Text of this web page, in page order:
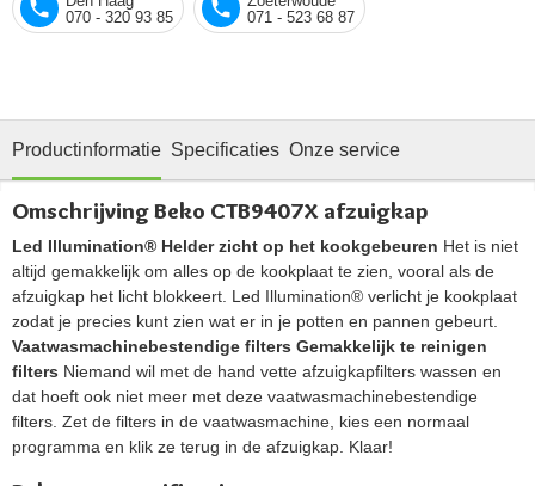
070 - 320 93 85
071 - 523 68 87
Productinformatie Specificaties Onze service
Omschrijving Beko CTB9407X afzuigkap
Led Illumination® Helder zicht op het kookgebeuren Het is niet
altijd gemakkelijk om alles op de kookplaat te zien, vooral als de
afzuigkap het licht blokkeert. Led Illumination® verlicht je kookplaat
zodat je precies kunt zien wat er in je potten en pannen gebeurt.
Vaatwasmachinebestendige filters Gemakkelijk te reinigen
filters Niemand wil met de hand vette afzuigkapfilters wassen en
dat hoeft ook niet meer met deze vaatwasmachinebestendige
filters. Zet de filters in de vaatwasmachine, kies een normaal
programma en klik ze terug in de afzuigkap. Klaar!